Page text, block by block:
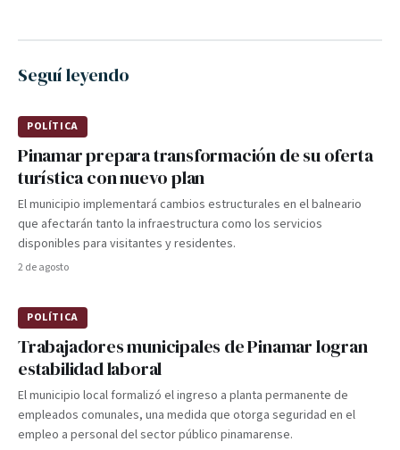
Seguí leyendo
POLÍTICA
Pinamar prepara transformación de su oferta
turística con nuevo plan
El municipio implementará cambios estructurales en el balneario
que afectarán tanto la infraestructura como los servicios
disponibles para visitantes y residentes.
2 de agosto
POLÍTICA
Trabajadores municipales de Pinamar logran
estabilidad laboral
El municipio local formalizó el ingreso a planta permanente de
empleados comunales, una medida que otorga seguridad en el
empleo a personal del sector público pinamarense.